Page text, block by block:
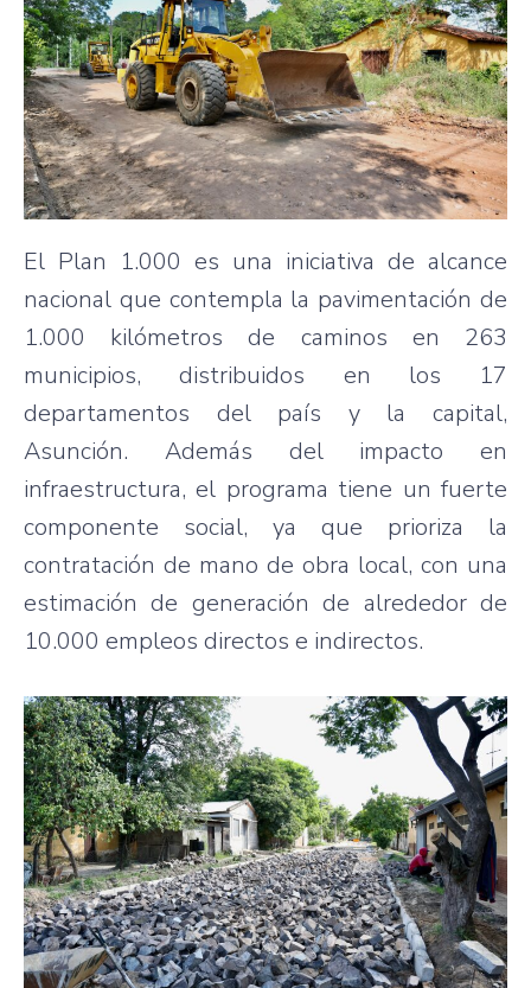
El Plan 1.000 es una iniciativa de alcance
nacional que contempla la pavimentación de
1.000 kilómetros de caminos en 263
municipios, distribuidos en los 17
departamentos del país y la capital,
Asunción. Además del impacto en
infraestructura, el programa tiene un fuerte
componente social, ya que prioriza la
contratación de mano de obra local, con una
estimación de generación de alrededor de
10.000 empleos directos e indirectos.